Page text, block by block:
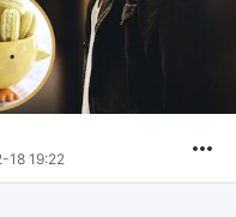
18 19:22